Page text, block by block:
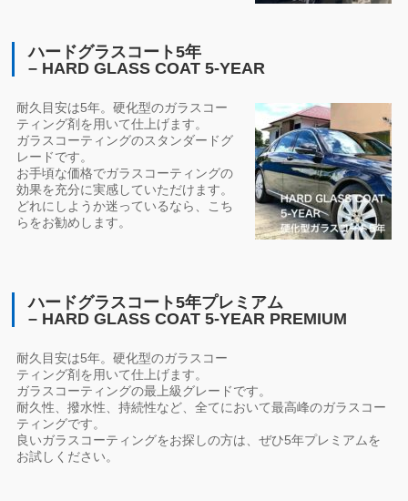
ハードグラスコート5年
– HARD GLASS COAT 5-YEAR
耐久目安は5年。硬化型のガラスコー
ティング剤を用いて仕上げます。
ガラスコーティングのスタンダードグ
レードです。
お手頃な価格でガラスコーティングの
効果を充分に実感していただけます。
どれにしようか迷っているなら、こち
らをお勧めします。
ハードグラスコート5年プレミアム
– HARD GLASS COAT 5-YEAR PREMIUM
耐久目安は5年。硬化型のガラスコー
ティング剤を用いて仕上げます。
ガラスコーティングの最上級グレードです。
耐久性、撥水性、持続性など、全てにおいて最高峰のガラスコー
ティングです。
良いガラスコーティングをお探しの方は、ぜひ5年プレミアムを
お試しください。